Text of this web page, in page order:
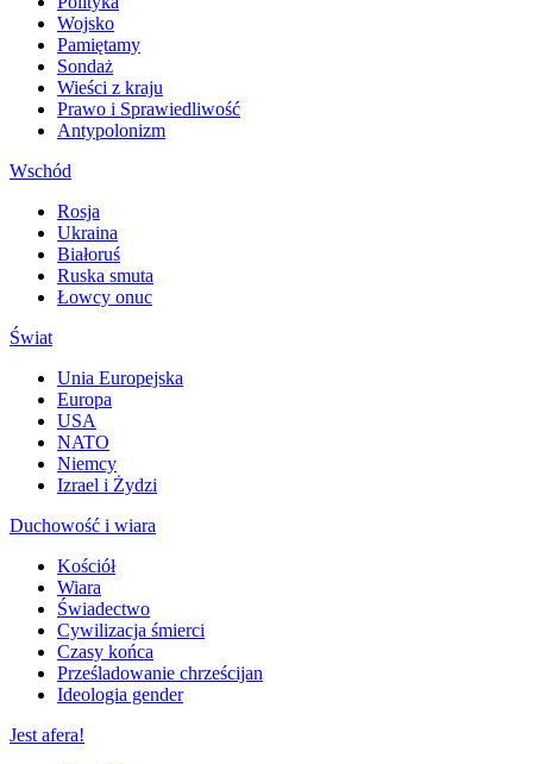
Wojsko
Pamiętamy
Sondaż
Wieści z kraju
Prawo i Sprawiedliwość
Antypolonizm
Wschód
Rosja
Ukraina
Białoruś
Ruska smuta
Łowcy onuc
Świat
Unia Europejska
Europa
USA
NATO
Niemcy
Izrael i Żydzi
Duchowość i wiara
Kościół
Wiara
Świadectwo
Cywilizacja śmierci
Czasy końca
Prześladowanie chrześcijan
Ideologia gender
Jest afera!